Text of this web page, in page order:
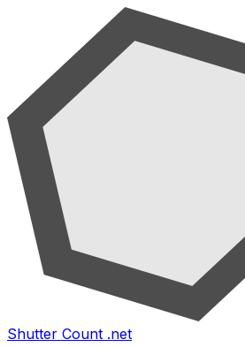
Shutter Count .net